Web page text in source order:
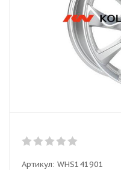
Артикул: WHS141901